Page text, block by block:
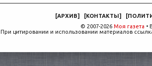
[АРХИВ] [КОНТАКТЫ] [
© 2007-2026 Моя газета •
При цитировании и использовании материалов